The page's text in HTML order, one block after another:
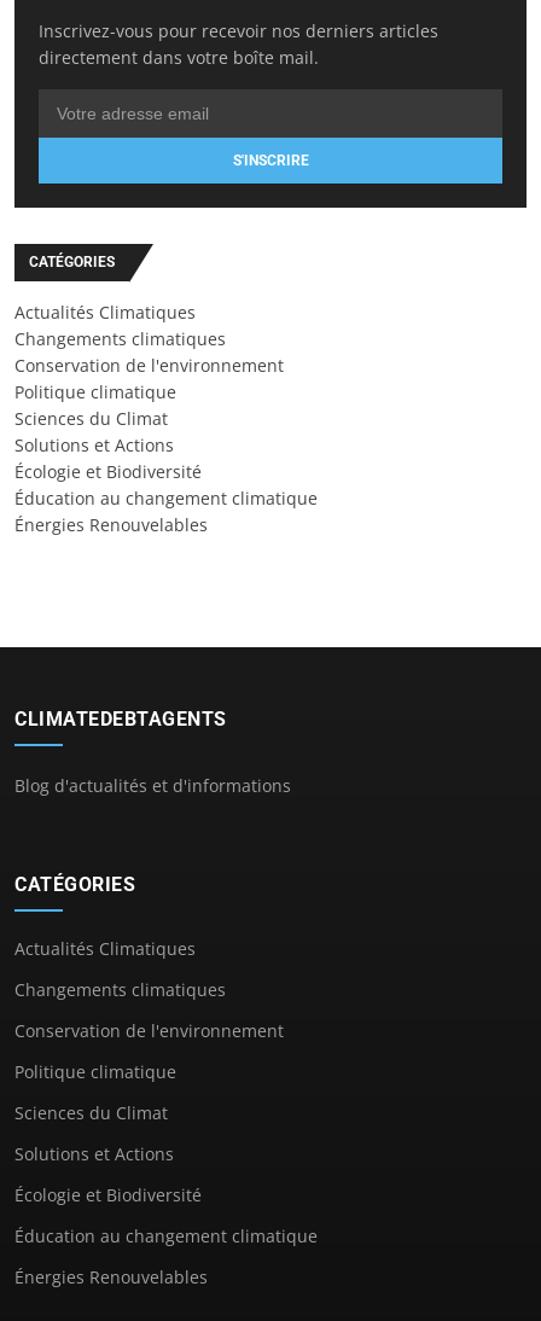
Inscrivez-vous pour recevoir nos derniers articles
directement dans votre boîte mail.
S'INSCRIRE
CATÉGORIES
Actualités Climatiques
Changements climatiques
Conservation de l'environnement
Politique climatique
Sciences du Climat
Solutions et Actions
Écologie et Biodiversité
Éducation au changement climatique
Énergies Renouvelables
CLIMATEDEBTAGENTS
Blog d'actualités et d'informations
CATÉGORIES
Actualités Climatiques
Changements climatiques
Conservation de l'environnement
Politique climatique
Sciences du Climat
Solutions et Actions
Écologie et Biodiversité
Éducation au changement climatique
Énergies Renouvelables